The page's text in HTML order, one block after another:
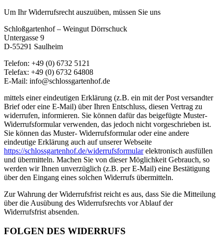
Um Ihr Widerrufsrecht auszuüben, müssen Sie uns
Schloßgartenhof – Weingut Dörrschuck
Untergasse 9
D-55291 Saulheim
Telefon: +49 (0) 6732 5121
Telefax: +49 (0) 6732 64808
E-Mail: info@schlossgartenhof.de
mittels einer eindeutigen Erklärung (z.B. ein mit der Post versandter
Brief oder eine E-Mail) über Ihren Entschluss, diesen Vertrag zu
widerrufen, informieren. Sie können dafür das beigefügte Muster-
Widerrufsformular verwenden, das jedoch nicht vorgeschrieben ist.
Sie können das Muster- Widerrufsformular oder eine andere
eindeutige Erklärung auch auf unserer Webseite
https://schlossgartenhof.de/widerrufsformularelektronisch ausfüllen
und übermitteln. Machen Sie von dieser Möglichkeit Gebrauch, so
werden wir Ihnen unverzüglich (z.B. per E-Mail) eine Bestätigung
über den Eingang eines solchen Widerrufs übermitteln.
Zur Wahrung der Widerrufsfrist reicht es aus, dass Sie die Mitteilung
über die Ausübung des Widerrufsrechts vor Ablauf der
Widerrufsfrist absenden.
FOLGEN DES WIDERRUFS